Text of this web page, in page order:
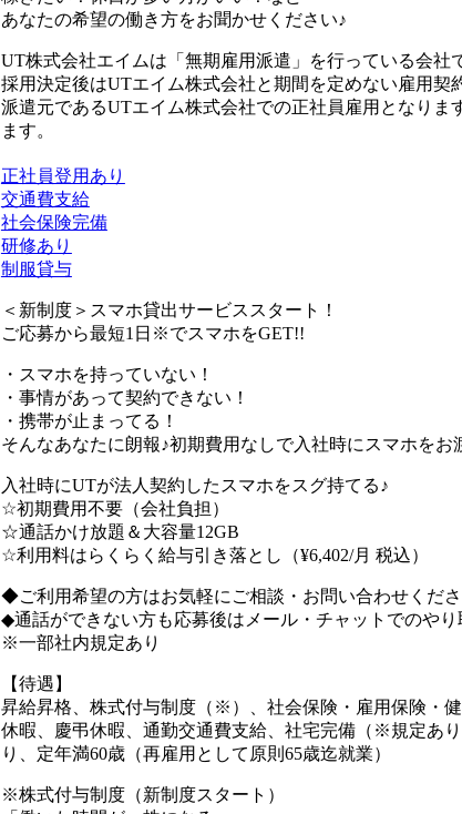
あなたの希望の働き方をお聞かせください♪
UT株式会社エイムは「無期雇用派遣」を行っている会社
採用決定後はUTエイム株式会社と期間を定めない雇用契
派遣元であるUTエイム株式会社での正社員雇用となり
ます。
正社員登用あり
交通費支給
社会保険完備
研修あり
制服貸与
＜新制度＞スマホ貸出サービススタート！
ご応募から最短1日※でスマホをGET!!
・スマホを持っていない！
・事情があって契約できない！
・携帯が止まってる！
そんなあなたに朗報♪初期費用なしで入社時にスマホをお
入社時にUTが法人契約したスマホをスグ持てる♪
☆初期費用不要（会社負担）
☆通話かけ放題＆大容量12GB
☆利用料はらくらく給与引き落とし（¥6,402/月 税込）
◆ご利用希望の方はお気軽にご相談・お問い合わせくださ
◆通話ができない方も応募後はメール・チャットでのやり
※一部社内規定あり
【待遇】
昇給昇格、株式付与制度（※）、社会保険・雇用保険・
休暇、慶弔休暇、通勤交通費支給、社宅完備（※規定あ
り、定年満60歳（再雇用として原則65歳迄就業）
※株式付与制度（新制度スタート）